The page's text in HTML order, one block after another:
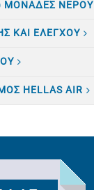
ΜΟΝΑΔΕΣ ΝΕΡΟΥ
ΚΑΙ ΕΛΕΓΧΟΥ
HELLAS AIR